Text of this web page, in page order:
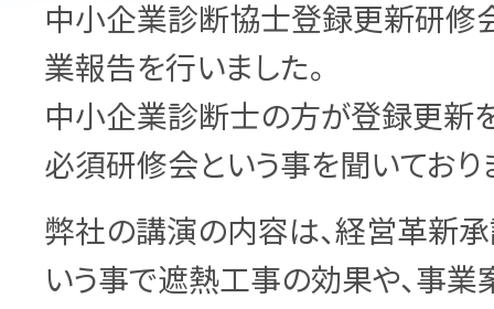
中小企業診断協士登録更新研修
業報告を行いました。
中小企業診断士の方が登録更新
必須研修会という事を聞いており
弊社の講演の内容は、経営革新
いう事で遮熱工事の効果や、事業